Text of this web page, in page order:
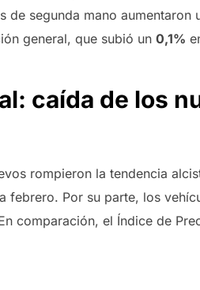
de segunda mano aumentaron
general, que subió un 0,1%
caída de los
rompieron la tendencia
febrero. Por su parte, los
comparación, el Índice de